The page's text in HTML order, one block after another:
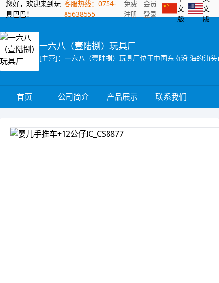
您好，欢迎来到玩
具巴巴！
客服热线：0754-
85638555
免费
注册
会员
登录
文
版
文
版
一六八（壹陆捌）玩具厂
首页 公司简介 产品展示 联系我们